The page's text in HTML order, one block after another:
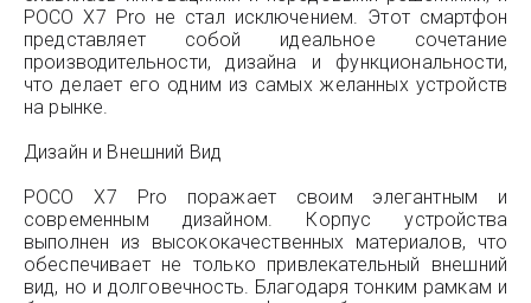
POCO X7 Pro не стал исключением. Этот смартфон
представляет собой идеальное сочетание
производительности, дизайна и функциональности,
что делает его одним из самых желанных устройств
на рынке.
Дизайн и Внешний Вид
POCO X7 Pro поражает своим элегантным и
современным дизайном. Корпус устройства
выполнен из высококачественных материалов, что
обеспечивает не только привлекательный внешний
вид, но и долговечность. Благодаря тонким рамкам и